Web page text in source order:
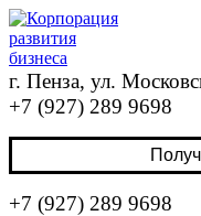
г. Пенза, ул.
+7 (927) 289 9698
+7 (927) 289 9698